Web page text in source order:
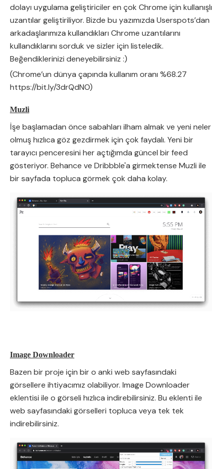
dolayı uygulama geliştiriciler en çok Chrome için kullanışlı
uzantılar geliştiriliyor. Bizde bu yazımızda Userspots’dan
arkadaşlarımıza kullandıkları Chrome uzantılarını
kullandıklarını sorduk ve sizler için listeledik.
Beğendiklerinizi deneyebilirsiniz :)
(Chrome’un dünya çapında kullanım oranı %68.27
https://bit.ly/3drQdNO)
Muzli
İşe başlamadan önce sabahları ilham almak ve yeni neler
olmuş hızlıca göz gezdirmek için çok faydalı. Yeni bir
tarayıcı penceresini her açtığımda güncel bir feed
gösteriyor. Behance ve Dribbble'a girmektense Muzli ile
bir sayfada topluca görmek çok daha kolay.
Image Downloader
Bazen bir proje için bir o anki web sayfasındaki
görsellere ihtiyacımız olabiliyor. Image Downloader
eklentisi ile o görseli hızlıca indirebilirsiniz. Bu eklenti ile
web sayfasındaki görselleri topluca veya tek tek
indirebilirsiniz.